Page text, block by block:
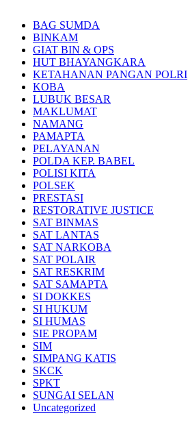
BAG SUMDA
BINKAM
GIAT BIN & OPS
HUT BHAYANGKARA
KETAHANAN PANGAN POLRI
KOBA
LUBUK BESAR
MAKLUMAT
NAMANG
PAMAPTA
PELAYANAN
POLDA KEP. BABEL
POLISI KITA
POLSEK
PRESTASI
RESTORATIVE JUSTICE
SAT BINMAS
SAT LANTAS
SAT NARKOBA
SAT POLAIR
SAT RESKRIM
SAT SAMAPTA
SI DOKKES
SI HUKUM
SI HUMAS
SIE PROPAM
SIM
SIMPANG KATIS
SKCK
SPKT
SUNGAI SELAN
Uncategorized